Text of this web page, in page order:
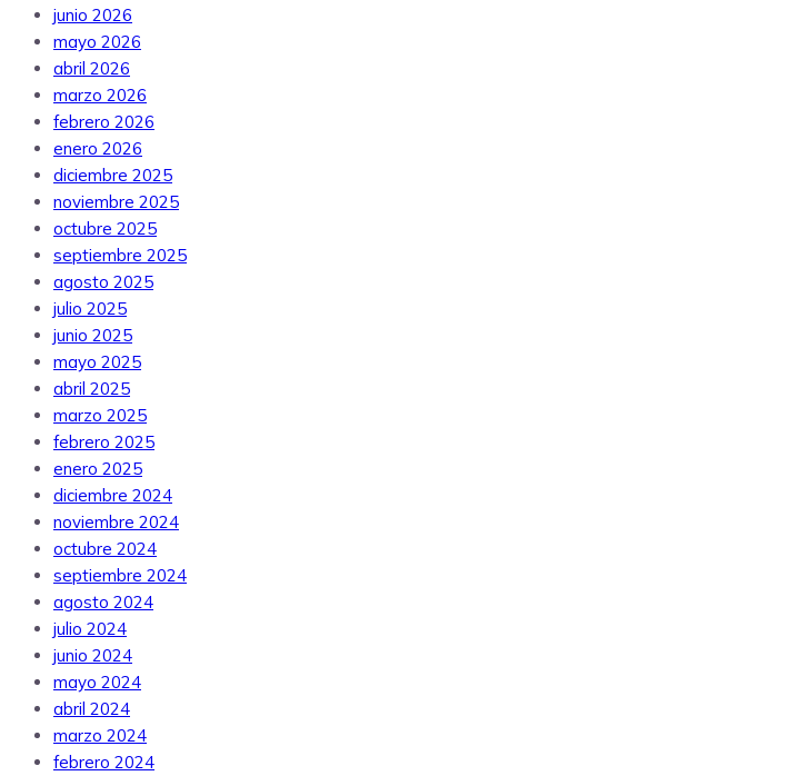
junio 2026
mayo 2026
abril 2026
marzo 2026
febrero 2026
enero 2026
diciembre 2025
noviembre 2025
octubre 2025
septiembre 2025
agosto 2025
julio 2025
junio 2025
mayo 2025
abril 2025
marzo 2025
febrero 2025
enero 2025
diciembre 2024
noviembre 2024
octubre 2024
septiembre 2024
agosto 2024
julio 2024
junio 2024
mayo 2024
abril 2024
marzo 2024
febrero 2024